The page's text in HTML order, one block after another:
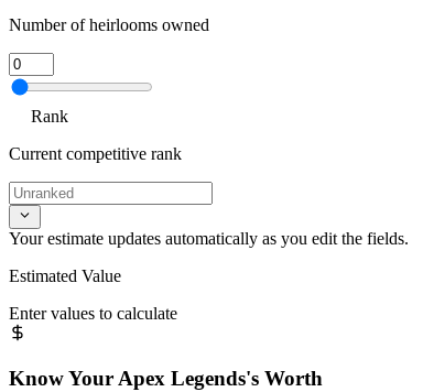
Number of heirlooms owned
Rank
Current competitive rank
Your estimate updates automatically as you edit the fields.
Estimated Value
Enter values to calculate
Know Your Apex Legends's Worth